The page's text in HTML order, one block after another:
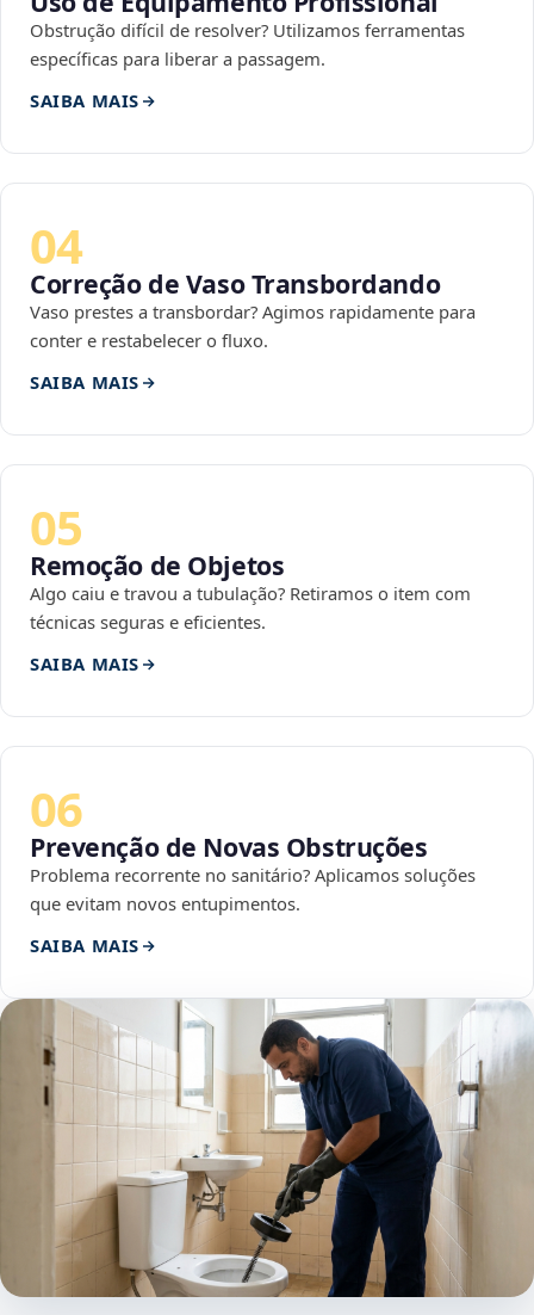
Obstrução difícil de resolver? Utilizamos ferramentas
específicas para liberar a passagem.
SAIBA MAIS
04
Correção de Vaso Transbordando
Vaso prestes a transbordar? Agimos rapidamente para
conter e restabelecer o fluxo.
SAIBA MAIS
05
Remoção de Objetos
Algo caiu e travou a tubulação? Retiramos o item com
técnicas seguras e eficientes.
SAIBA MAIS
06
Prevenção de Novas Obstruções
Problema recorrente no sanitário? Aplicamos soluções
que evitam novos entupimentos.
SAIBA MAIS